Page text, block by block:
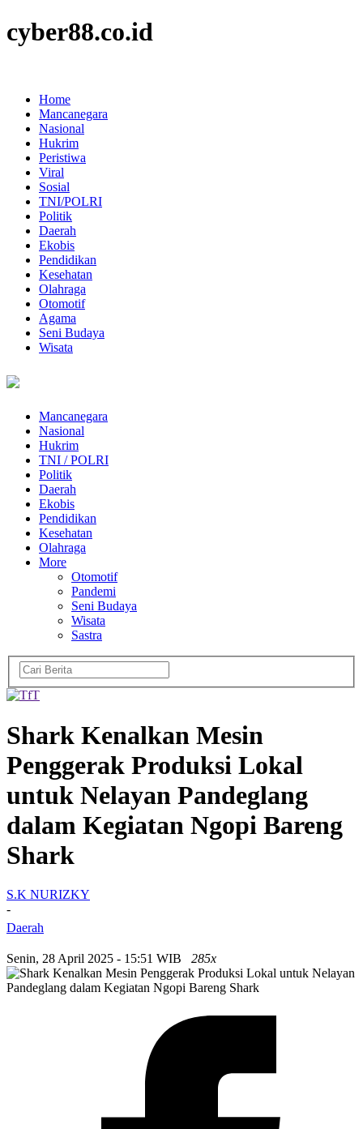
cyber88.co.id
Home
Mancanegara
Nasional
Hukrim
Peristiwa
Viral
Sosial
TNI/POLRI
Politik
Daerah
Ekobis
Pendidikan
Kesehatan
Olahraga
Otomotif
Agama
Seni Budaya
Wisata
Mancanegara
Nasional
Hukrim
TNI / POLRI
Politik
Daerah
Ekobis
Pendidikan
Kesehatan
Olahraga
More
Otomotif
Pandemi
Seni Budaya
Wisata
Sastra
Shark Kenalkan Mesin
Penggerak Produksi Lokal
untuk Nelayan Pandeglang
dalam Kegiatan Ngopi Bareng
Shark
S.K NURIZKY
-
Daerah
Senin, 28 April 2025 - 15:51 WIB 285x